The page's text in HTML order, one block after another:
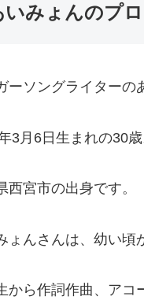
いみょんのプ
ーソングライターの
3月6日生まれの30
西宮市の出身です。
ょんさんは、幼い頃
から作詞作曲、アコ